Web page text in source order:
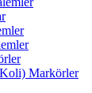
Markörler